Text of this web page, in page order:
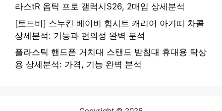
라스tR 옵틱 프로 갤럭시S26, 2매입 상세분석
[토드비] 스누킨 베이비 힙시트 캐리어 아기띠 차콜
상세분석: 기능과 편의성 완벽 분석
플라스틱 핸드폰 거치대 스탠드 받침대 휴대용 탁상
용 상세분석: 가격, 기능 완벽 분석